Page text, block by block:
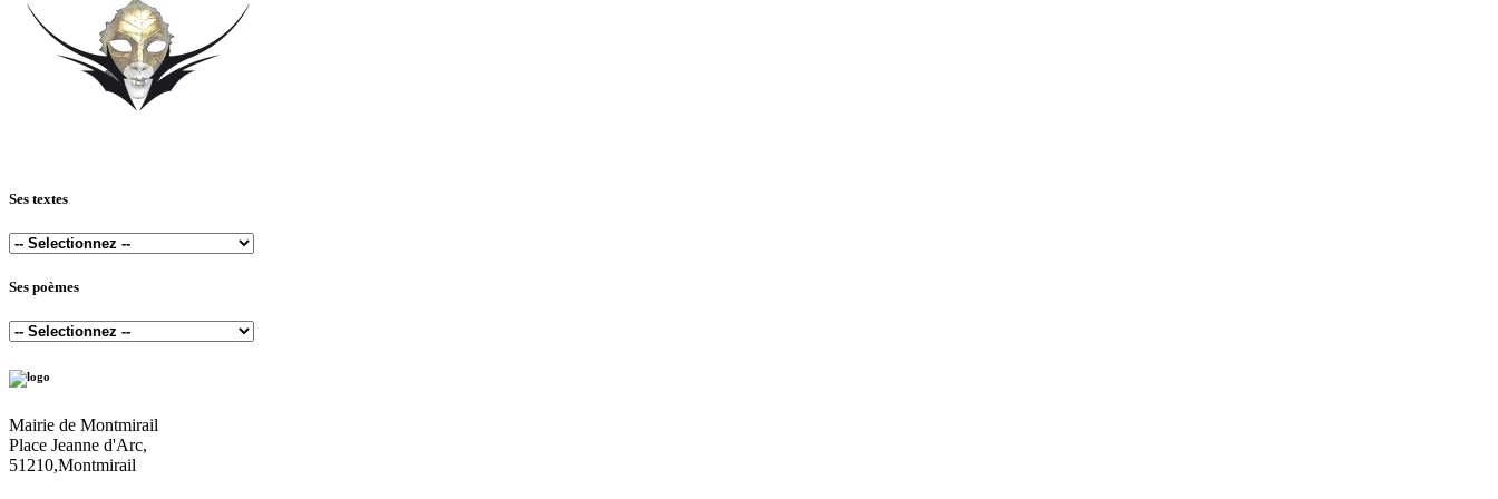
Ses textes
Ses poèmes
Mairie de Montmirail
Place Jeanne d'Arc,
51210,Montmirail